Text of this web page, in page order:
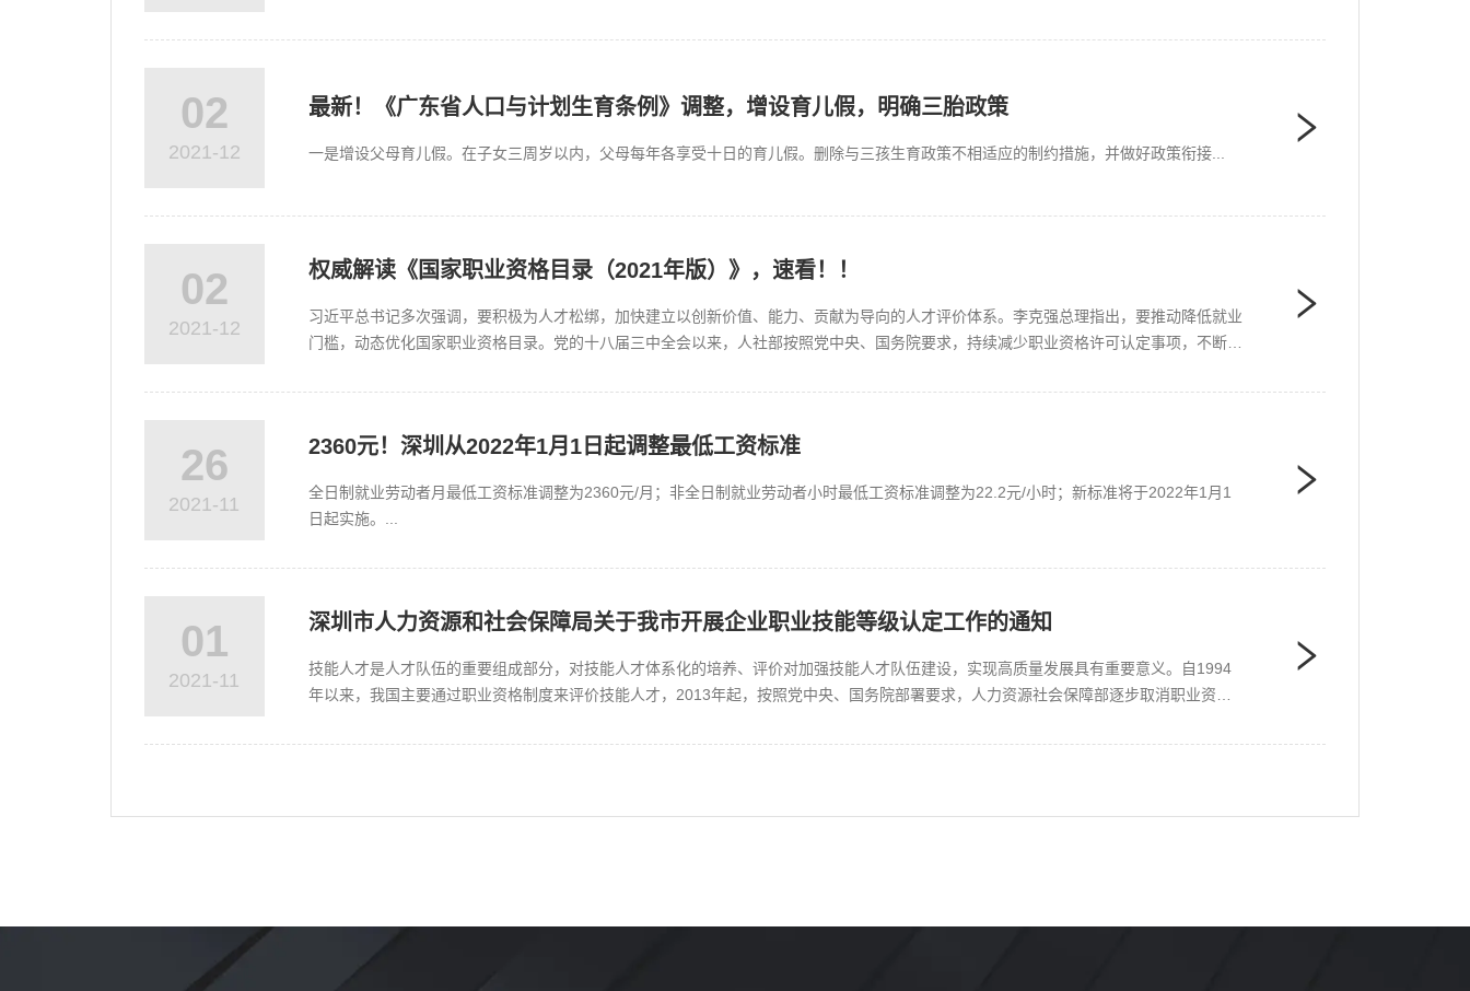
02
2021-12
最新！《广东省人口与计划生育条例》调整，增设育儿假，明确三胎政策
一是增设父母育儿假。在子女三周岁以内，父母每年各享受十日的育儿假。删除与三孩生育政策不相适应的制约措施，并做好政策衔接...
02
2021-12
权威解读《国家职业资格目录（2021年版）》，速看！！
习近平总书记多次强调，要积极为人才松绑，加快建立以创新价值、能力、贡献为导向的人才评价体系。李克强总理指出，要推动降低就业
门槛，动态优化国家职业资格目录。党的十八届三中全会以来，人社部按照党中央、国务院要求，持续减少职业资格许可认定事项，不断降
26
2021-11
2360元！深圳从2022年1月1日起调整最低工资标准
全日制就业劳动者月最低工资标准调整为2360元/月；非全日制就业劳动者小时最低工资标准调整为22.2元/小时；新标准将于2022年1月1
日起实施。...
01
2021-11
深圳市人力资源和社会保障局关于我市开展企业职业技能等级认定工作的通知
技能人才是人才队伍的重要组成部分，对技能人才体系化的培养、评价对加强技能人才队伍建设，实现高质量发展具有重要意义。自1994
年以来，我国主要通过职业资格制度来评价技能人才，2013年起，按照党中央、国务院部署要求，人力资源社会保障部逐步取消职业资格